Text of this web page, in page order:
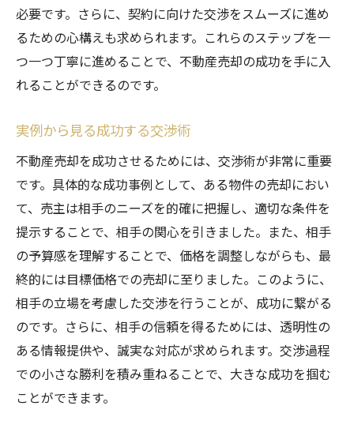
必要です。さらに、契約に向けた交渉をスムーズに進め
るための心構えも求められます。これらのステップを一
つ一つ丁寧に進めることで、不動産売却の成功を手に入
れることができるのです。
実例から見る成功する交渉術
不動産売却を成功させるためには、交渉術が非常に重要
です。具体的な成功事例として、ある物件の売却におい
て、売主は相手のニーズを的確に把握し、適切な条件を
提示することで、相手の関心を引きました。また、相手
の予算感を理解することで、価格を調整しながらも、最
終的には目標価格での売却に至りました。このように、
相手の立場を考慮した交渉を行うことが、成功に繋がる
のです。さらに、相手の信頼を得るためには、透明性の
ある情報提供や、誠実な対応が求められます。交渉過程
での小さな勝利を積み重ねることで、大きな成功を掴む
ことができます。